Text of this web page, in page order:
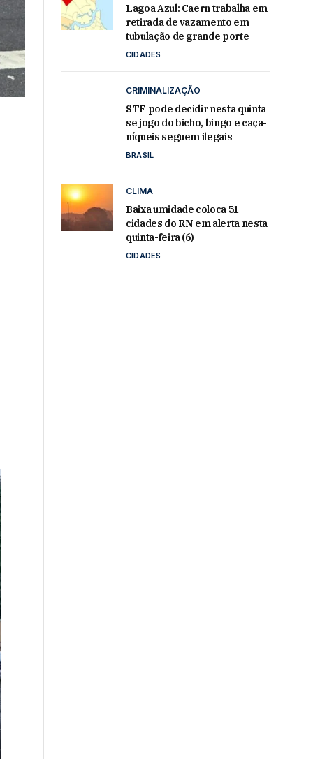
Lagoa Azul: Caern trabalha em
retirada de vazamento em
tubulação de grande porte
CIDADES
CRIMINALIZAÇÃO
STF pode decidir nesta quinta
se jogo do bicho, bingo e caça-
níqueis seguem ilegais
BRASIL
CLIMA
Baixa umidade coloca 51
cidades do RN em alerta nesta
quinta-feira (6)
CIDADES